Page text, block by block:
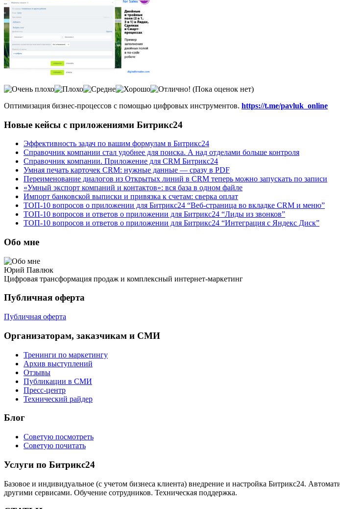
(Пока оценок нет)
Оптимизация бизнес-процессов с помощью цифровых инструментов. https://t.me/pavluk_online
Новые кейсы с приложениями Битрикс24
Эффективность задач по вашим формулам в Битрикс24
Справочник компании стал удобнее для поиска. А над отделами больше контроля
Справочник компании. Приложение для CRM Битрикс24
Умная печать карточек CRM: нужные данные — сразу в PDF
Переименование диалогов из Открытых линий в CRM теперь можно запускать по записи
«Умный экспорт компаний и контактов»: вся база в одном файле
Импорт банковской выписки и привязка к счетам: сверка оплат
ТОП-10 вопросов о приложении для Битрикс24 “Веб-страница во вкладке CRM и меню”
ТОП-10 вопросов и ответов о приложении для Битрикс24 “Лиды из звонков”
ТОП-10 вопросов и ответов о приложении для Битрикс24 “Интеграция с Яндекс Диск”
Обо мне
Юрий Павлюк
Цифровая трансформация продаж и комплексный интернет-маркетинг
Публичная оферта
Публичная оферта
Организаторам, заказчикам и СМИ
Тренинги по маркетингу
Архив выступлений
Отзывы
Публикации в СМИ
Пресс-центр
Технический райдер
Блог
Советую посмотреть
Советую почитать
Услуги по Битрикс24
Базовое и индивидуальное (с учетом бизнеса клиента) внедрение и настройка Битрикс24.
другими сервисами. Обучение сотрудников. Техническая поддержка.